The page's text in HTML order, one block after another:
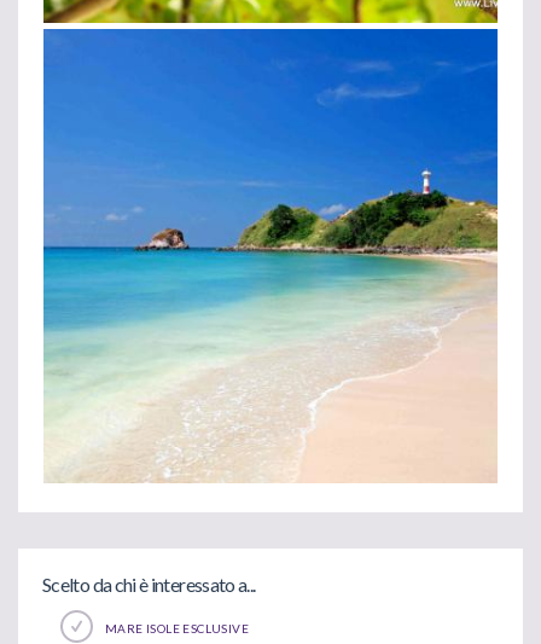
Scelto da chi è interessato a...
MARE ISOLE ESCLUSIVE